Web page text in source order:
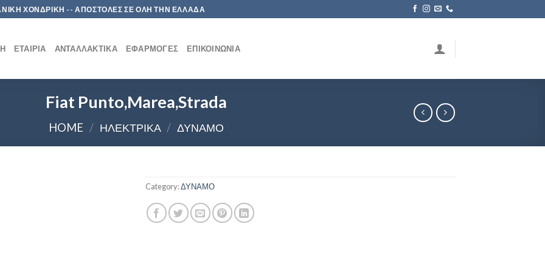
ΧΟΝΔΡΙΚΗ -- ΑΠΟΣΤΟΛΕΣ ΣΕ ΟΛΗ ΤΗΝ ΕΛΛΑΔΑ
ΕΤΑΙΡΊΑ ΑΝΤΑΛΛΑΚΤΙΚΆ ΕΦΑΡΜΟΓΈΣ ΕΠΙΚΟΙΝΩΝΊΑ
Fiat Punto,Marea,Strada
HOME / ΗΛΕΚΤΡΙΚΑ / ΔΥΝΑΜΟ
Category:ΔΥΝΑΜΟ